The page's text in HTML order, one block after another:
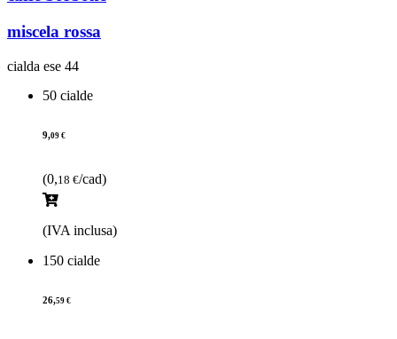
miscela rossa
cialda ese 44
50 cialde
9,09 €
(0,18 €/cad)
(IVA inclusa)
150 cialde
26,59 €